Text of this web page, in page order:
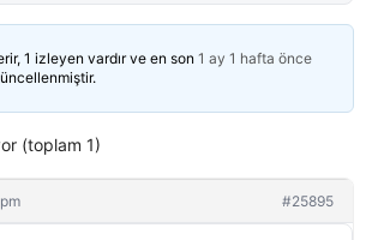
1 izleyen vardır ve en son 1 ay 1 hafta önce
(toplam 1)
#25895